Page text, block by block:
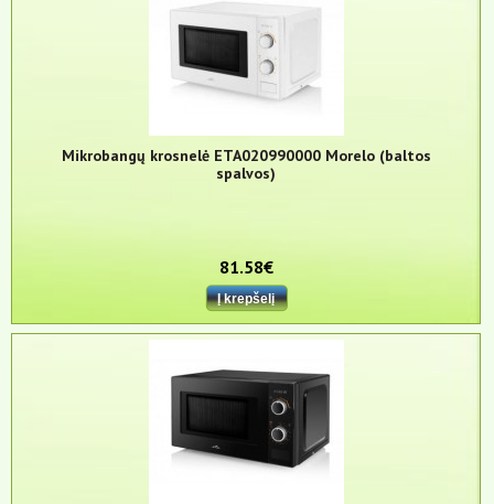
Mikrobangų krosnelė ETA020990000 Morelo (baltos
spalvos)
81.58€